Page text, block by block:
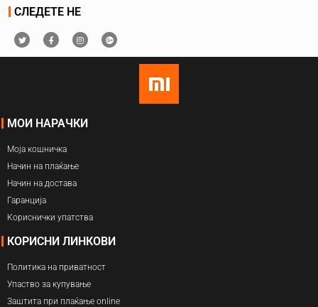
СЛЕДЕТЕ НЕ
МОИ НАРАЧКИ
Моја кошничка
Начин на плаќање
Начин на достава
Гаранција
Кориснички упатства
КОРИСНИ ЛИНКОВИ
Политика на приватност
Упаство за купување
Заштита при плаќање online